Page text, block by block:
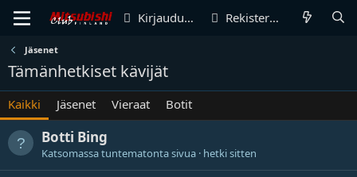
Kirjaudu sisään Rekisteröidy
Jäsenet
Tämänhetkiset kävijät
Kaikki Jäsenet Vieraat Botit
Botti Bing
Katsomassa tuntematonta sivua hetki sitten